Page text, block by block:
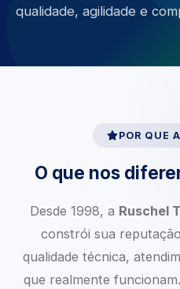
qualidade, agilidade e
POR QUE
O que nos
Desde 1998, a Ruschel
constrói sua
qualidade técnica,
que realmente